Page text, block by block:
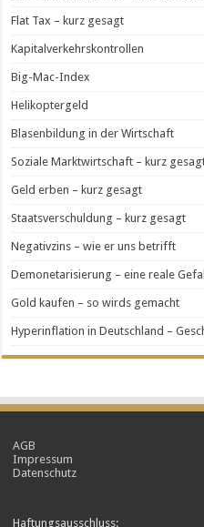
Flat Tax – kurz gesagt
Kapitalverkehrskontrollen
Big-Mac-Index
Helikoptergeld
Blasenbildung in der Wirtschaft
Soziale Marktwirtschaft – kurz
Geld erben – kurz gesagt
Staatsverschuldung – kurz gesagt
Negativzins – wie er uns betrifft
Demonetarisierung – eine reale
Gold kaufen – so wirds gemacht
Hyperinflation in Deutschland –
AGB
Impressum
Datenschutz
Haftungsausschluss: